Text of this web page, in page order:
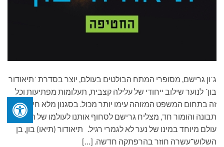
ג´ון גרישם, מסופרי המתח הבולטים בעולם, יוצר בסדרת ´תיאודור
בון´ לנוער שילוב ייחודי של עלילה קצבית, תעלומות מפתיעות וכל
זה בתחום המשפט המזוהה עימו יותר מכול. בסגנון מלא חיים,
תבונה והומור חד, מצליח גרישם לסחוף אותנו לעולמו של תיאו –
עולם מיוחד במינו של נער לא לגמרי רגיל. תיאודור (תיאו) בון, בן
השלוש־עשרה חוזר בהרפתקה חדשה. […]